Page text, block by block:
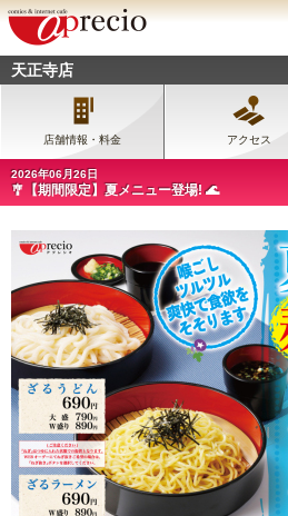
天正寺店
店舗情報・料金 アクセス
2026年06月26日
🎐【期間限定】夏メニュー登場! 🌊